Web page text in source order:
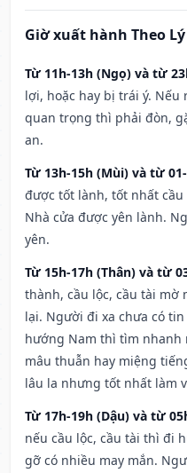
Giờ xuất hành Theo
Từ 11h-13h (Ngọ) và từ
lợi, hoặc hay bị trái ý. Nếu
quan trọng thì phải đòn,
an.
Từ 13h-15h (Mùi) và từ
được tốt lành, tốt nhất
Nhà cửa được yên lành.
yên.
Từ 15h-17h (Thân) và từ
thành, cầu lộc, cầu tài mờ
lại. Người đi xa chưa có
hướng Nam thì tìm nhanh
mâu thuẫn hay miệng
lâu la nhưng tốt nhất làm
Từ 17h-19h (Dậu) và từ
nếu cầu lộc, cầu tài thì đi
gỡ có nhiều may mắn.